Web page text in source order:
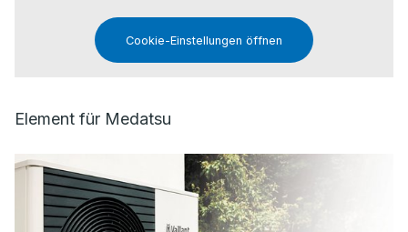
Cookie-Einstellungen öffnen
Element für Medatsu